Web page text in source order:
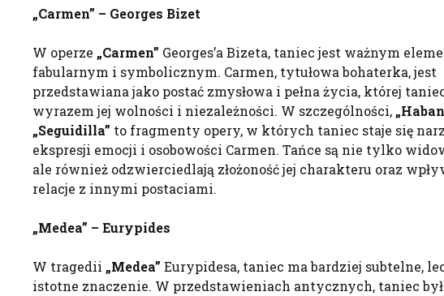
„Carmen” – Georges Bizet
W operze „Carmen” Georges’a Bizeta, taniec jest ważnym
fabularnym i symbolicznym. Carmen, tytułowa bohaterka, jest
przedstawiana jako postać zmysłowa i pełna życia, której
wyrazem jej wolności i niezależności. W szczególności,
„Seguidilla” to fragmenty opery, w których taniec staje się
ekspresji emocji i osobowości Carmen. Tańce są nie tylko
ale również odzwierciedlają złożoność jej charakteru oraz
relacje z innymi postaciami.
„Medea” – Eurypides
W tragedii „Medea” Eurypidesa, taniec ma bardziej subtelne,
istotne znaczenie. W przedstawieniach antycznych, taniec